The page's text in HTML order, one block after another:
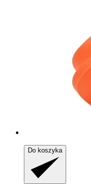
Do koszyka